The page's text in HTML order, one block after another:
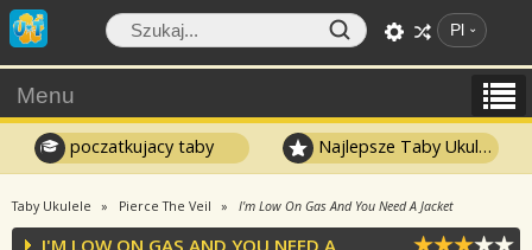
Pl
Menu
poczatkujacy taby Najlepsze Taby Ukulele
Taby Ukulele Pierce The Veil I'm Low On Gas And You Need A Jacket
I'M LOW ON GAS AND YOU NEED A